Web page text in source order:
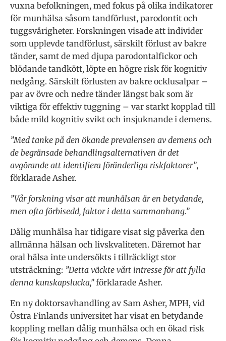
vuxna befolkningen, med fokus på olika indikatorer
för munhälsa såsom tandförlust, parodontit och
tuggsvårigheter. Forskningen visade att individer
som upplevde tandförlust, särskilt förlust av bakre
tänder, samt de med djupa parodontalfickor och
blödande tandkött, löpte en högre risk för kognitiv
nedgång. Särskilt förlusten av bakre ocklusalpar –
par av övre och nedre tänder längst bak som är
viktiga för effektiv tuggning – var starkt kopplad till
både mild kognitiv svikt och insjuknande i demens.
”Med tanke på den ökande prevalensen av demens och
de begränsade behandlingsalternativen är det
avgörande att identifiera föränderliga riskfaktorer”,
förklarade Asher.
”Vår forskning visar att munhälsan är en betydande,
men ofta förbisedd, faktor i detta sammanhang.”
Dålig munhälsa har tidigare visat sig påverka den
allmänna hälsan och livskvaliteten. Däremot har
oral hälsa inte undersökts i tillräckligt stor
utsträckning: ”Detta väckte vårt intresse för att fylla
denna kunskapslucka,”förklarade Asher.
En ny doktorsavhandling av Sam Asher, MPH, vid
Östra Finlands universitet har visat en betydande
koppling mellan dålig munhälsa och en ökad risk